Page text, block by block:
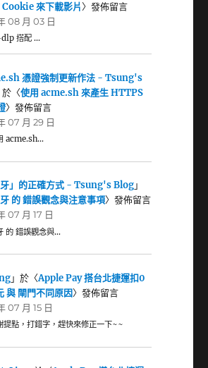
Cookie 來下載影片〉發佈留言
08 月 03 日
搭配 …
憑證強制更新作法 - Tsung's
於〈使用 acme.sh 來產生 HTTPS
〉發佈留言
07 月 29 日
acme.sh…
牙」的正確方式 - Tsung's Blog」
的 錯誤觀念與注意事項〉發佈留言
07 月 17 日
的 錯誤觀念與…
」於〈Apple Pay 搭台北捷運扣0
與 閘門不同原因〉發佈留言
07 月 15 日
提點，打錯字，趕快來修正一下~~